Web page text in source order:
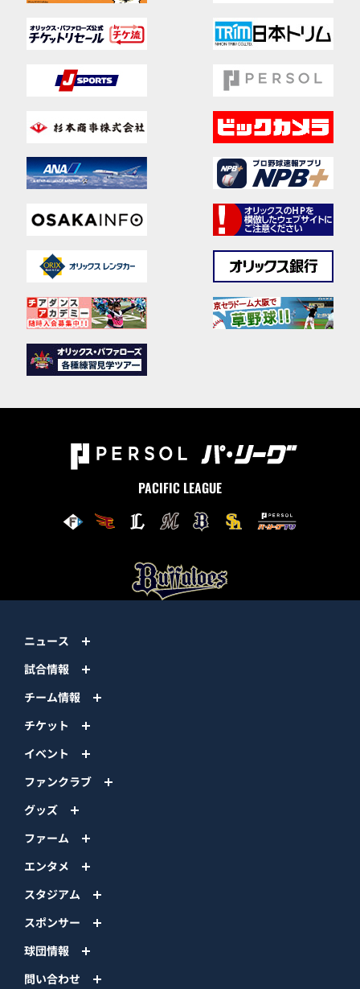
PACIFIC LEAGUE
ニュース
試合情報
チーム情報
チケット
イベント
ファンクラブ
グッズ
ファーム
エンタメ
スタジアム
スポンサー
球団情報
問い合わせ